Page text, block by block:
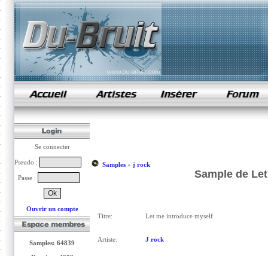
samples de rap
Se connecter
Pseudo :
Passe :
Ouvrir un compte
Samples: 64839
Samples» j rock
Sample de
Titre: Let me introduce myself
Artiste: J rock